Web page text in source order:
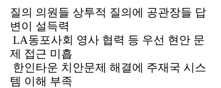
c
e
b
o
k
a
i
k
o
n
e
n
d
i
t
a
l
s
e
n
e
r
a
a
e
질의 의원들 상투적 질의에 공관장들 답
변이 설득력
LA동포사회 영사 협력 등 우선 현안 문
제 접근 미흡
한인타운 치안문제 해결에 주재국 시스
템 이해 부족